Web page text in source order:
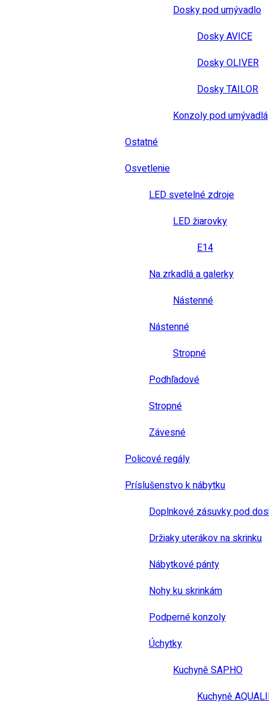
Dosky pod umývadlo
Dosky AVICE
Dosky OLIVER
Dosky TAILOR
Konzoly pod umývadlá
Ostatné
Osvetlenie
LED svetelné zdroje
LED žiarovky
E14
Na zrkadlá a galerky
Nástenné
Nástenné
Stropné
Podhľadové
Stropné
Závesné
Policové regály
Príslušenstvo k nábytku
Doplnkové zásuvky pod
Držiaky uterákov na skrinku
Nábytkové pánty
Nohy ku skrinkám
Podperné konzoly
Úchytky
Kuchyně SAPHO
Kuchyně